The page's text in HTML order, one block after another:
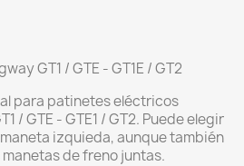
GT1 / GTE - GT1E / GT2
para patinetes eléctricos
/ GTE - GTE1 / GT2. Puede elegir
izquieda, aunque también
de freno juntas.